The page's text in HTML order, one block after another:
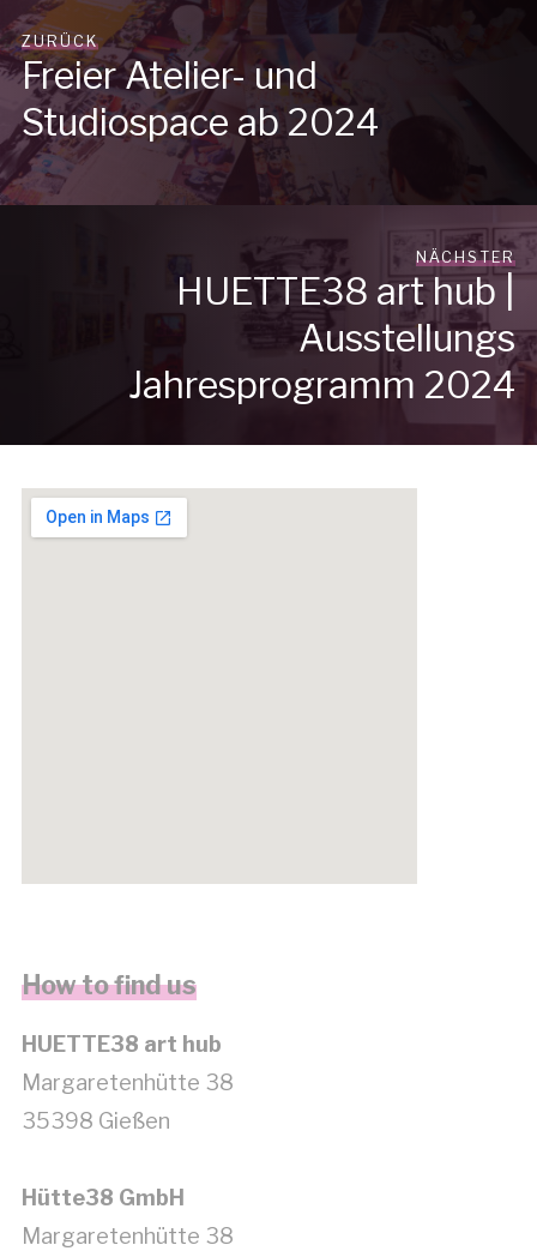
ZURÜCK
Freier Atelier- und
Studiospace ab 2024
NÄCHSTER
HUETTE38 art hub |
Ausstellungs
Jahresprogramm 2024
How to find us
HUETTE38 art hub
Margaretenhütte 38
35398 Gießen
Hütte38 GmbH
Margaretenhütte 38